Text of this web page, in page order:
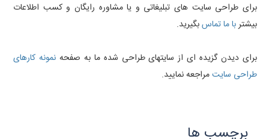
برای طراحی سایت های تبلیغاتی و یا مشاوره رایگان و کسب اطلاعات
بیشتربا ما تماسبگیرید.
برای دیدن گزیده ای از سایتهای طراحی شده ما به صفحهنمونه کارهای
طراحی سایتمراجعه نمایید.